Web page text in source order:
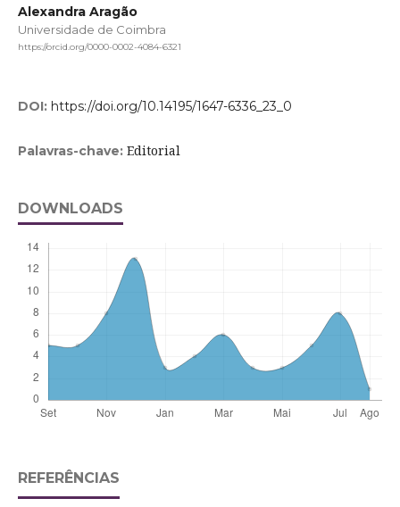
Alexandra Aragão
Universidade de Coimbra
https://orcid.org/0000-0002-4084-6321
DOI: https://doi.org/10.14195/1647-6336_23_0
Palavras-chave: Editorial
DOWNLOADS
REFERÊNCIAS